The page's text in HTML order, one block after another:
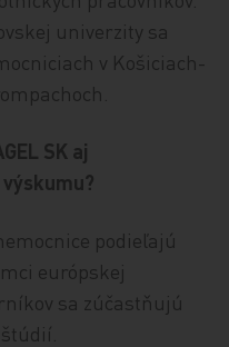
univerzity sa
v Košiciach-
SK aj
skumu?
podieľajú
európskej
sa zúčastňujú